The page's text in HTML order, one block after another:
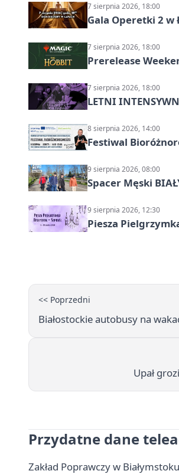
7 sierpnia 2026, 18:00
Gala Operetki 2 w
7 sierpnia 2026, 18:00
Prerelease
7 sierpnia 2026, 18:00
LETNI
8 sierpnia 2026, 14:00
Festiwal
9 sierpnia 2026, 08:00
Spacer Męski
9 sierpnia 2026, 12:30
Piesza
<< Poprzedni
Białostockie autobusy na
Upał
Przydatne dane
Zakład Poprawczy w